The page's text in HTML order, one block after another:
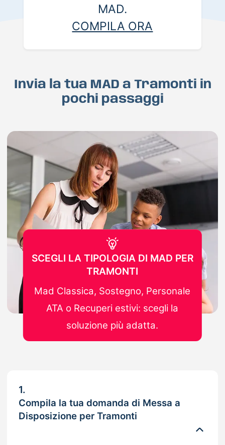
MAD.
COMPILA ORA
Invia la tua MAD a Tramonti in
pochi passaggi
1.
Compila la tua domanda di Messa a
Disposizione per Tramonti
SCEGLI LA TIPOLOGIA DI MAD PER
TRAMONTI
Mad Classica, Sostegno, Personale
ATA o Recuperi estivi: scegli la
soluzione più adatta.